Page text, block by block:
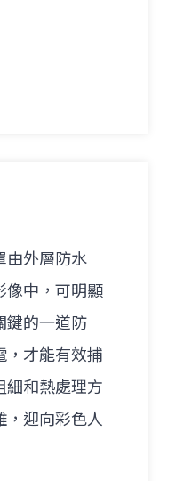
由外層防水
像中，可明顯
鍵的一道防
，才能有效捕
細和熱處理方
迎向彩色人